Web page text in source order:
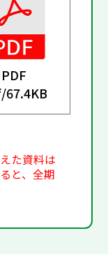
PDF
67.4KB
た資料は
と、全期